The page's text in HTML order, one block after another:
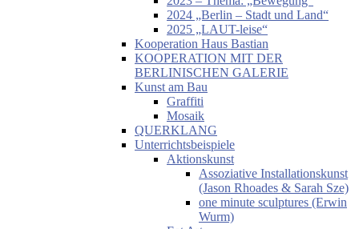
2024 „Berlin – Stadt und Land“
2025 „LAUT-leise“
Kooperation Haus Bastian
KOOPERATION MIT DER
BERLINISCHEN GALERIE
Kunst am Bau
Graffiti
Mosaik
QUERKLANG
Unterrichtsbeispiele
Aktionskunst
Assoziative Installationskunst
(Jason Rhoades & Sarah Sze)
one minute sculptures (Erwin
Wurm)